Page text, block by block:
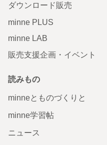
ダウンロード販売
minne PLUS
minne LAB
販売支援企画・イベント
読みもの
minneとものづくりと
minne学習帖
ニュース